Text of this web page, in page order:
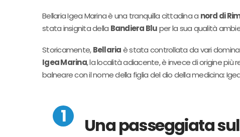
Bellaria Igea Marina è una tranquilla cittadina a nord di
stata insignita della Bandiera Bluper la sua qualità
Storicamente,Bellariaè stata controllata da vari
Igea Marina, la località adiacente, è invece di origine più
balneare con il nome della figlia del dio della medicina:
Una passeggiata